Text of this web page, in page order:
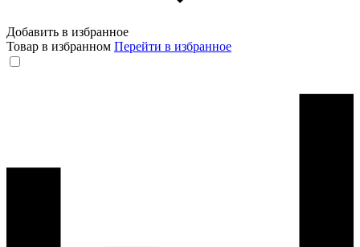
Добавить в избранное
Товар в избранном Перейти в избранное